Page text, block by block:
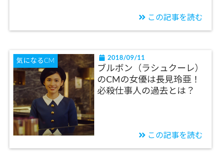
この記事を読む
気になるCM 2018/09/11
ブルボン（ラシュクーレ）
のCMの女優は長見玲亜！
必殺仕事人の過去とは？
この記事を読む